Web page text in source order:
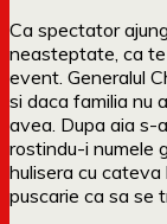
Ca spectator
neasteptate, ca
event. Generalul
si daca familia nu
avea. Dupa aia s-
rostindu-i numele
hulisera cu cateva
puscarie ca sa se